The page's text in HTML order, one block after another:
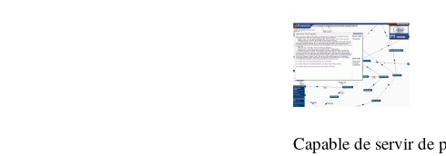
Capable de servir de